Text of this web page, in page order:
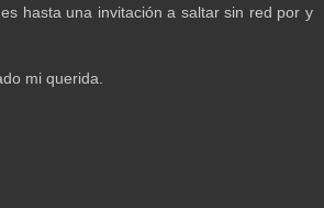
hasta una invitación a saltar sin red por y
mi querida.